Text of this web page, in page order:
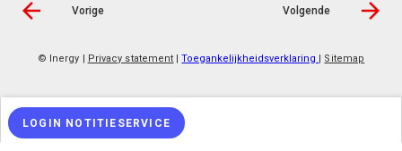
Vorige Volgende
© Inergy | Privacy statement |Toegankelijkheidsverklaring | Sitemap
LOGIN NOTITIESERVICE